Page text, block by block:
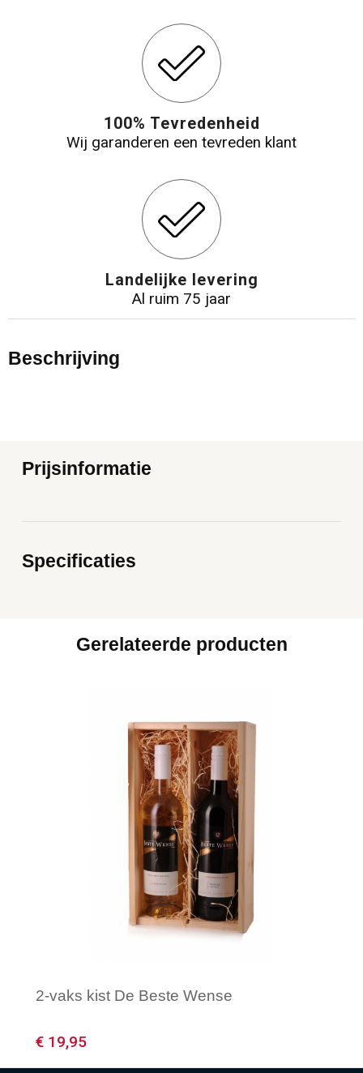
100% Tevredenheid
Wij garanderen een tevreden klant
Landelijke levering
Al ruim 75 jaar
Beschrijving
Prijsinformatie
Specificaties
Gerelateerde producten
2-vaks kist De Beste Wense
€ 19,95